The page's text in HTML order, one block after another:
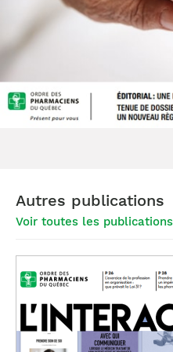
Autres publications
Voir toutes les publications